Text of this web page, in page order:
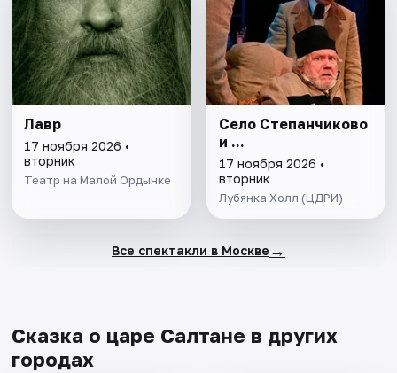
Лавр
17 ноября 2026 •
вторник
Театр на Малой Ордынке
Село Степанчиково
и ...
17 ноября 2026 •
вторник
Лубянка Холл (ЦДРИ)
Все спектакли в Москве →
Сказка о царе Салтане в других
городах